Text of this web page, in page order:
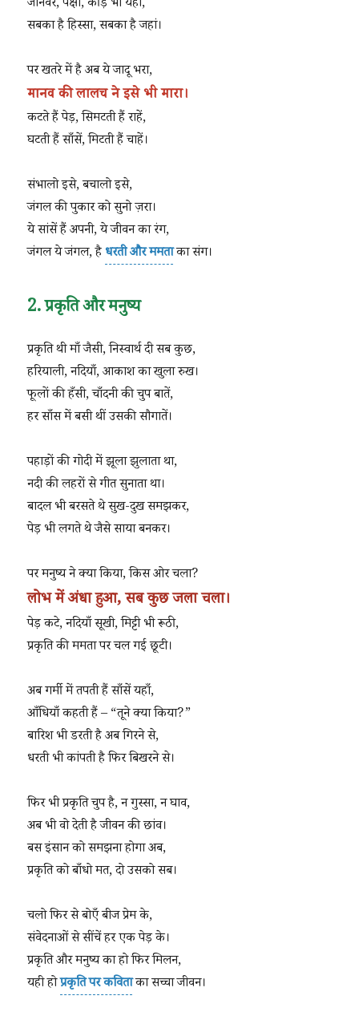
जानवर, पक्षी, कीड़े भी यहाँ,
सबका है हिस्सा, सबका है जहां।
पर खतरे में है अब ये जादू भरा,
मानव की लालच ने इसे भी मारा।
कटते हैं पेड़, सिमटती हैं राहें,
घटती हैं साँसें, मिटती हैं चाहें।
संभालो इसे, बचालो इसे,
जंगल की पुकार को सुनो ज़रा।
ये सांसें हैं अपनी, ये जीवन का रंग,
जंगल ये जंगल, हैधरती और ममताका संग।
2. प्रकृति और मनुष्य
प्रकृति थी माँ जैसी, निस्वार्थ दी सब कुछ,
हरियाली, नदियाँ, आकाश का खुला रुख।
फूलों की हँसी, चाँदनी की चुप बातें,
हर साँस में बसी थीं उसकी सौगातें।
पहाड़ों की गोदी में झूला झुलाता था,
नदी की लहरों से गीत सुनाता था।
बादल भी बरसते थे सुख-दुख समझकर,
पेड़ भी लगते थे जैसे साया बनकर।
पर मनुष्य ने क्या किया, किस ओर चला?
लोभ में अंधा हुआ, सब कुछ जला चला।
पेड़ कटे, नदियाँ सूखी, मिट्टी भी रूठी,
प्रकृति की ममता पर चल गई छूटी।
अब गर्मी में तपती हैं साँसें यहाँ,
आँधियाँ कहती हैं – “तूने क्या किया?”
बारिश भी डरती है अब गिरने से,
धरती भी कांपती है फिर बिखरने से।
फिर भी प्रकृति चुप है, न गुस्सा, न घाव,
अब भी वो देती है जीवन की छांव।
बस इंसान को समझना होगा अब,
प्रकृति को बाँधो मत, दो उसको सब।
चलो फिर से बोएँ बीज प्रेम के,
संवेदनाओं से सींचें हर एक पेड़ के।
प्रकृति और मनुष्य का हो फिर मिलन,
यही होप्रकृति पर कविताका सच्चा जीवन।